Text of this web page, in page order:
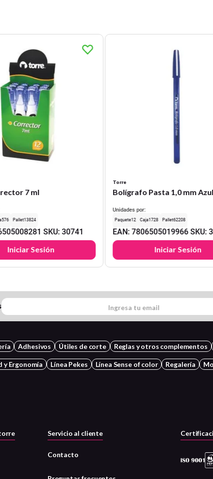
7 ml
576 13824
SKU:30741
Iniciar Sesión
Torre
Bolígrafo Pasta 1,0 mm Azul
Unidades por:
12 1728 62208
EAN:7806505019966 SKU:
Iniciar Sesión
Adhesivos Útiles de corte Reglas y otros complementos
y Ergonomía Línea Pekes Línea Sense of color Regalería
Servicio al cliente
Contacto